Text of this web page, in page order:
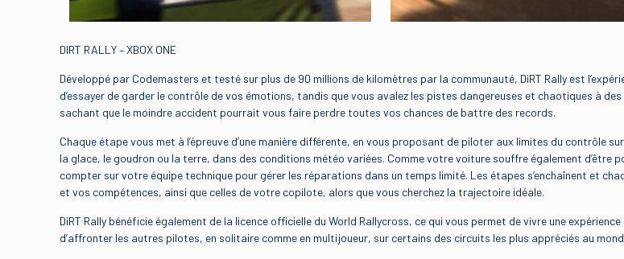
DIRT RALLY – XBOX ONE
Développé par Codemasters et testé sur plus de 90 millions de kilomètres par la communauté, DiRT Rally est
d’essayer de garder le contrôle de vos émotions, tandis que vous avalez les pistes dangereuses et chaotiques à
sachant que le moindre accident pourrait vous faire perdre toutes vos chances de battre des records.
Chaque étape vous met à l’épreuve d’une manière différente, en vous proposant de piloter aux limites du contrôle
la glace, le goudron ou la terre, dans des conditions météo variées. Comme votre voiture souffre également d’être
compter sur votre équipe technique pour gérer les réparations dans un temps limité. Les étapes s’enchaînent et
et vos compétences, ainsi que celles de votre copilote, alors que vous cherchez la trajectoire idéale.
DiRT Rally bénéficie également de la licence officielle du World Rallycross, ce qui vous permet de vivre une
d’affronter les autres pilotes, en solitaire comme en multijoueur, sur certains des circuits les plus appréciés au